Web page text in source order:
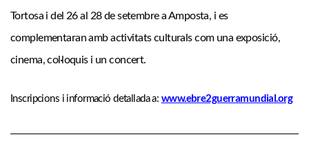
Tortosa i del 26 al 28 de setembre a Amposta, i es
complementaran amb activitats culturals com una exposició,
cinema, col·loquis i un concert.
Inscripcions i informació detallada a: www.ebre2guerramundial.org